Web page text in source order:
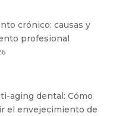
crónico: causas y
profesional
aging dental: Cómo
el envejecimiento de